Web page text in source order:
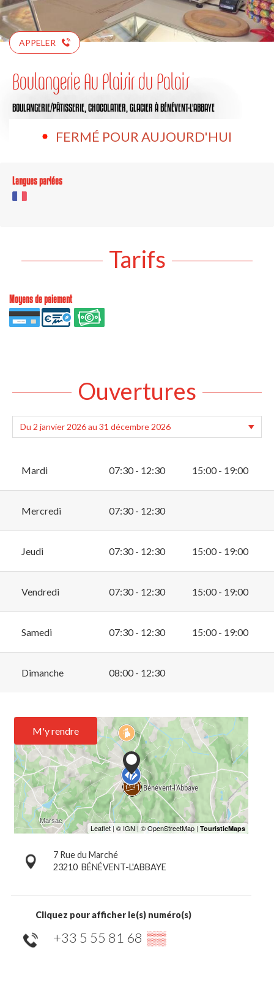
APPELER
Boulangerie Au Plaisir du Palais
BOULANGERIE/PÂTISSERIE, CHOCOLATIER, GLACIER À BÉNÉVENT-L'ABBAYE
FERMÉ POUR AUJOURD'HUI
Langues parlées
Tarifs
Moyens de paiement
Ouvertures
Mardi 07:30 - 12:30 15:00 - 19:00
Mercredi 07:30 - 12:30
Jeudi 07:30 - 12:30 15:00 - 19:00
Vendredi 07:30 - 12:30 15:00 - 19:00
Samedi 07:30 - 12:30 15:00 - 19:00
Dimanche 08:00 - 12:30
M'y rendre
7 Rue du Marché
23210 BÉNÉVENT-L'ABBAYE
Cliquez pour afficher le(s) numéro(s)
+33 5 55 81 68 ▒▒